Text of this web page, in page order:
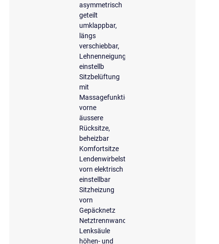
asymmetrisch
geteilt
umklappbar,
längs
verschiebbar,
Lehnenneigung
einstellb
Sitzbelüftung
mit
Massagefunktion
vorne
äussere
Rücksitze,
beheizbar
Komfortsitze
Lendenwirbelstütze
vorn elektrisch
einstellbar
Sitzheizung
vorn
Gepäcknetz
Netztrennwand
Lenksäule
höhen- und